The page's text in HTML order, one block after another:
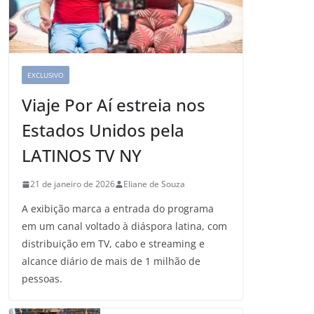
EXCLUSIVO
Viaje Por Aí estreia nos
Estados Unidos pela
LATINOS TV NY
21 de janeiro de 2026 Eliane de Souza
A exibição marca a entrada do programa
em um canal voltado à diáspora latina, com
distribuição em TV, cabo e streaming e
alcance diário de mais de 1 milhão de
pessoas.